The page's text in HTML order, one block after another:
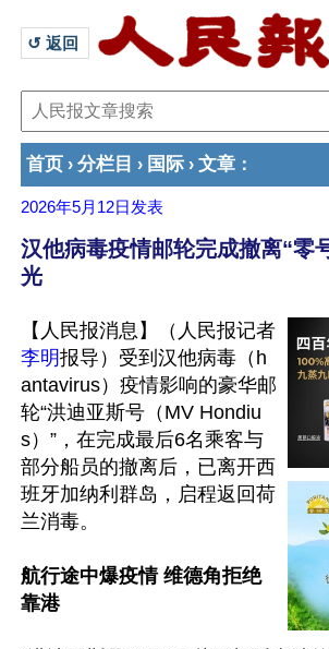
↺ 返回
首页 › 分栏目 › 国际 › 文章 ：
2026年5月12日 发表
汉他病毒疫情邮轮完成撤离“零
光
【人民报消息】（人民报记者
李明报导）受到汉他病毒（h
antavirus）疫情影响的豪华邮
轮“洪迪亚斯号（MV Hondiu
s）”，在完成最后6名乘客与
部分船员的撤离后，已离开西
班牙加纳利群岛，启程返回荷
兰消毒。
航行途中爆疫情 维德角拒绝
靠港